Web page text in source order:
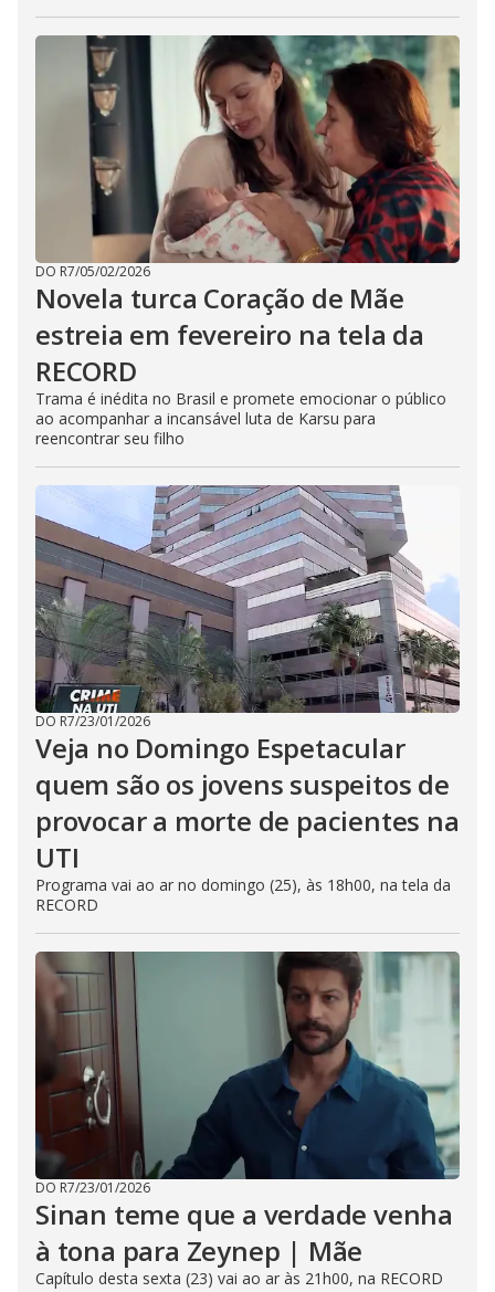
DO R7/05/02/2026
Novela turca Coração de Mãe
estreia em fevereiro na tela da
RECORD
Trama é inédita no Brasil e promete emocionar o público
ao acompanhar a incansável luta de Karsu para
reencontrar seu filho
DO R7/23/01/2026
Veja no Domingo Espetacular
quem são os jovens suspeitos de
provocar a morte de pacientes na
UTI
Programa vai ao ar no domingo (25), às 18h00, na tela da
RECORD
DO R7/23/01/2026
Sinan teme que a verdade venha
à tona para Zeynep | Mãe
Capítulo desta sexta (23) vai ao ar às 21h00, na RECORD